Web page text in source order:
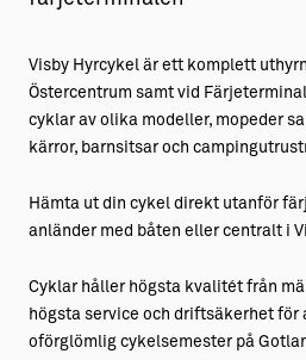
Visby Hyrcykel är ett komplett
Östercentrum samt vid
cyklar av olika modeller, mopeder
kärror, barnsitsar och
Hämta ut din cykel direkt utanför
anländer med båten eller centralt i
Cyklar håller högsta kvalitét från
högsta service och driftsäkerhet för
oförglömlig cykelsemester på